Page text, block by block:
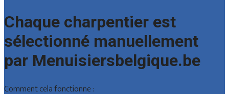
Chaque charpentier est
sélectionné manuellement
par Menuisiersbelgique.be
Comment cela fonctionne :